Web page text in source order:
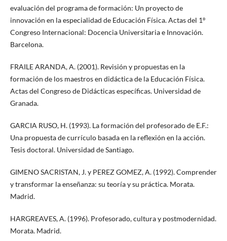
evaluación del programa de formación: Un proyecto de
innovación en la especialidad de Educación Física. Actas del 1º
Congreso Internacional: Docencia Universitaria e Innovación.
Barcelona.
FRAILE ARANDA, A. (2001). Revisión y propuestas en la
formación de los maestros en didáctica de la Educación Física.
Actas del Congreso de Didácticas específicas. Universidad de
Granada.
GARCIA RUSO, H. (1993). La formación del profesorado de E.F.:
Una propuesta de currículo basada en la reflexión en la acción.
Tesis doctoral. Universidad de Santiago.
GIMENO SACRISTAN, J. y PEREZ GOMEZ, A. (1992). Comprender
y transformar la enseñanza: su teoría y su práctica. Morata.
Madrid.
HARGREAVES, A. (1996). Profesorado, cultura y postmodernidad.
Morata. Madrid.